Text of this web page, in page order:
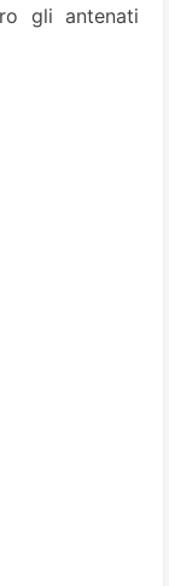
gli antenati